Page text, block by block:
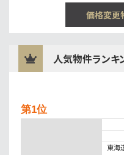
価格変更
人気物件ランキ
第1位
東海